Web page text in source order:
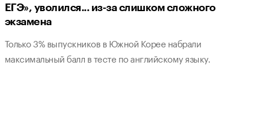
ЕГЭ», уволился... из-за слишком сложного
экзамена
Только 3% выпускников в Южной Корее набрали
максимальный балл в тесте по английскому языку.